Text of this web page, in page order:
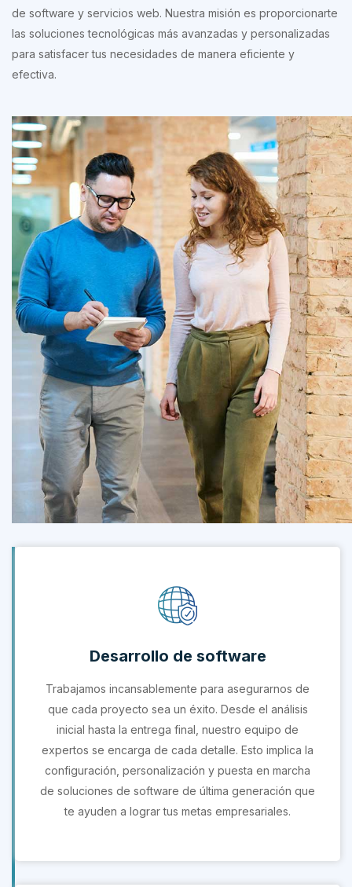
de software y servicios web. Nuestra misión es proporcionarte
las soluciones tecnológicas más avanzadas y personalizadas
para satisfacer tus necesidades de manera eficiente y
efectiva.
Desarrollo de software
Trabajamos incansablemente para asegurarnos de
que cada proyecto sea un éxito. Desde el análisis
inicial hasta la entrega final, nuestro equipo de
expertos se encarga de cada detalle. Esto implica la
configuración, personalización y puesta en marcha
de soluciones de software de última generación que
te ayuden a lograr tus metas empresariales.